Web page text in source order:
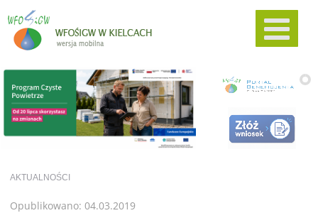
AKTUALNOŚCI
Opublikowano: 04.03.2019